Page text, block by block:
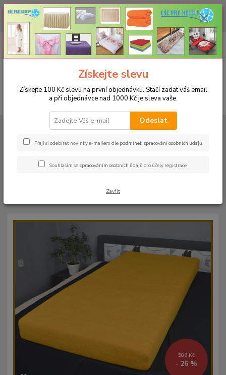
CHCETE NAKOUPIT VĚTŠÍ MNOŽSTVÍ NAŠICH PRODUKTŮ ZA LEPŠÍ
CENU? Klikněte ZDE
CZK
+420 773 794 023
Pondělí-pátek 9-16 hodin
0ks
za0 Kč
PROSTĚRADLA
Bavlněné prostěradla JERSEY s gumou - 45 barev
05 světle oranžová
Bavlněné prostěradlo JERSEY
586 Kč
- 26 %
Získejte slevu
Získejte 100 Kč slevu na první objednávku. Stačí zadat váš email
a při objednávce nad 1000 Kč je sleva vaše.
Odeslat
Přeji si odebírat novinky e-mailem dle podmínek zpracování osobních údajů.
Souhlasím se zpracováním osobních údajů pro účely registrace.
Zavřít